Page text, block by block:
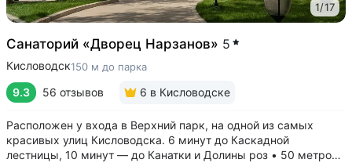
1/17
Санаторий «Дворец Нарзанов» 5
Кисловодск150 м до парка
9.3 56 отзывов 6 в Кисловодске
Расположен у входа в Верхний парк, на одной из самых
красивых улиц Кисловодска. 6 минут до Каскадной
лестницы, 10 минут — до Канатки и Долины роз • 50 метров